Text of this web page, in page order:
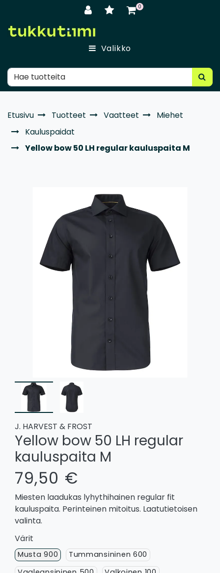
0
Valikko
Etusivu Tuotteet Vaatteet
Miehet
Kauluspaidat
Yellow bow 50 LH regular kauluspaita M
J. HARVEST & FROST
Yellow bow 50 LH regular
kauluspaita M
79,50 €
Miesten laadukas lyhythihainen regular fit
kauluspaita. Perinteinen mitoitus. Laatutietoisen
valinta.
Värit
Musta 900
Tummansininen 600